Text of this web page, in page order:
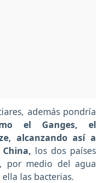
además pondría
el Ganges, el
alcanzando así a
los dos países
por medio del agua
las bacterias.